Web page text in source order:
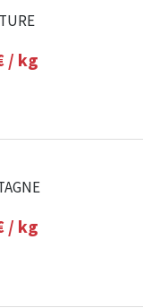
/ kg
/ kg